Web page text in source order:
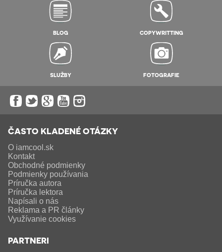
BLOG COPYWRITTING
SLUŽBY FOTOGRAFIE
ČASTO KLADENÉ OTÁZKY
O iamcool.sk
Kontakt
Obchodné podmienky
Podmienky používania
Príručka autora
Príručka lektora
Napísali o nás
Reklama a PR články
Využívanie cookies
PARTNERI